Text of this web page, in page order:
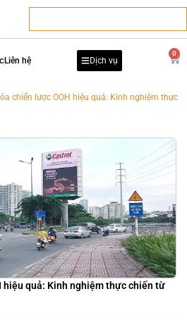
Liên hệ Dịch vụ
0
chiến lược OOH hiệu quả: Kinh nghiệm thực
hiệu quả: Kinh nghiệm thực chiến từ